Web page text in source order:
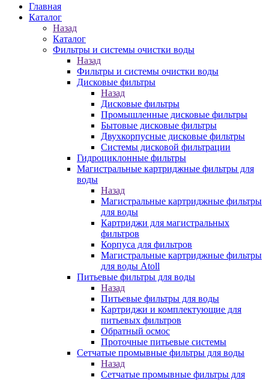
Главная
Каталог
Назад
Каталог
Фильтры и системы очистки воды
Назад
Фильтры и системы очистки воды
Дисковые фильтры
Назад
Дисковые фильтры
Промышленные дисковые фильтры
Бытовые дисковые фильтры
Двухкорпусные дисковые фильтры
Системы дисковой фильтрации
Гидроциклонные фильтры
Магистральные картриджные фильтры для
воды
Назад
Магистральные картриджные фильтры
для воды
Картриджи для магистральных
фильтров
Корпуса для фильтров
Магистральные картриджные фильтры
для воды Atoll
Питьевые фильтры для воды
Назад
Питьевые фильтры для воды
Картриджи и комплектующие для
питьевых фильтров
Обратный осмос
Проточные питьевые системы
Сетчатые промывные фильтры для воды
Назад
Сетчатые промывные фильтры для